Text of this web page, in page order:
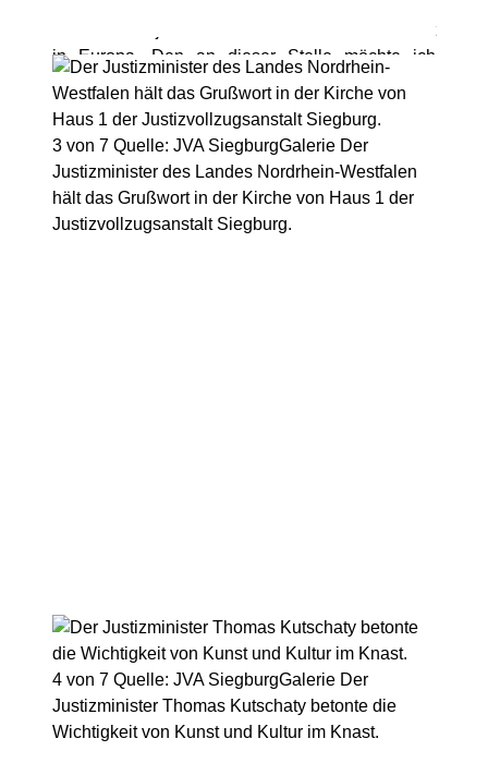
3 von 7 Quelle: JVA SiegburgGalerie Der
Justizminister des Landes Nordrhein-Westfalen
hält das Grußwort in der Kirche von Haus 1 der
Justizvollzugsanstalt Siegburg.
4 von 7 Quelle: JVA SiegburgGalerie Der
Justizminister Thomas Kutschaty betonte die
Wichtigkeit von Kunst und Kultur im Knast.
in Europa. Den an dieser Stelle möchte ich
Zbigniew Bajek zittieren, der sehr treffend
sagte:
"Freiheit ist immer und überall ein
aktuelles Thema, das eigentlich überall
gleichbedeutend wahrgenommen wird"
.
© Die Leiterin der Justizvollzugsanstalt Siegburg, 2026